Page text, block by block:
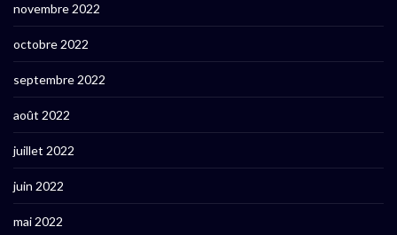
novembre 2022
octobre 2022
septembre 2022
août 2022
juillet 2022
juin 2022
mai 2022